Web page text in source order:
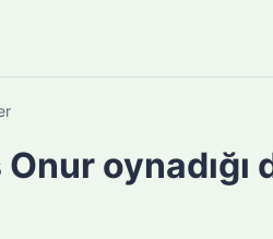
oynadığı